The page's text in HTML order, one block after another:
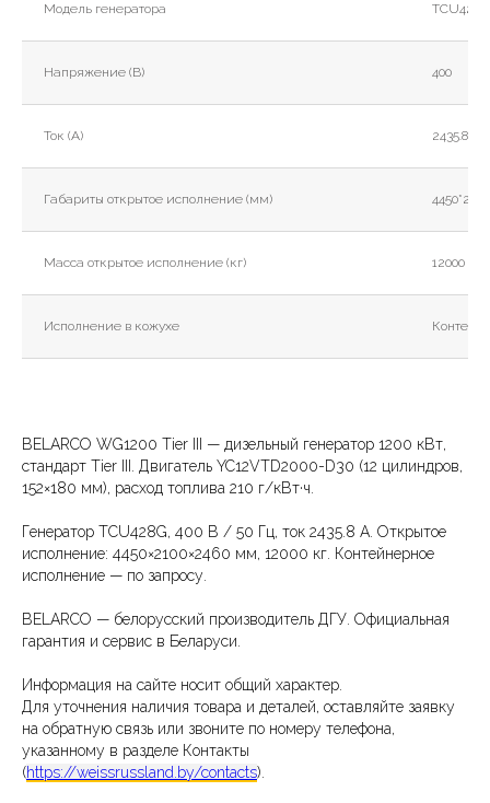
Модель генератора TCU428G
Напряжение (В) 400
Ток (А) 2435.8
Габариты открытое исполнение (мм)
Масса открытое исполнение (кг) 12000
Исполнение в кожухе
BELARCO WG1200 Tier III — дизельный генератор 1200 кВт,
стандарт Tier III. Двигатель YC12VTD2000-D30 (12 цилиндров,
152×180 мм), расход топлива 210 г/кВт·ч.
Генератор TCU428G, 400 В / 50 Гц, ток 2435.8 А. Открытое
исполнение: 4450×2100×2460 мм, 12000 кг. Контейнерное
исполнение — по запросу.
BELARCO — белорусский производитель ДГУ. Официальная
гарантия и сервис в Беларуси.
Информация на сайте носит общий характер.
Для уточнения наличия товара и деталей, оставляйте заявку
на обратную связь или звоните по номеру телефона,
указанному в разделе Контакты
(https://weissrussland.by/contacts).